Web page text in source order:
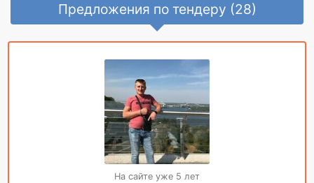
Предложения по тендеру (28)
На сайте уже 5 лет